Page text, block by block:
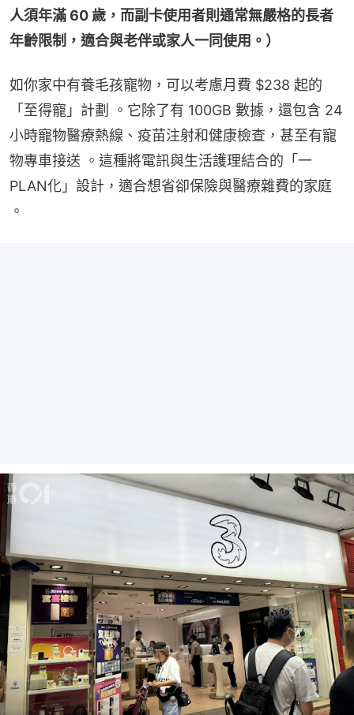
人須年滿 60 歲，而副卡使用者則通常無嚴格的長者
年齡限制，適合與老伴或家人一同使用。）
如你家中有養毛孩寵物，可以考慮月費 $238 起的
「至得寵」計劃 。它除了有 100GB 數據，還包含 24
小時寵物醫療熱線、疫苗注射和健康檢查，甚至有寵
物專車接送 。這種將電訊與生活護理結合的「一
PLAN化」設計，適合想省卻保險與醫療雜費的家庭
。